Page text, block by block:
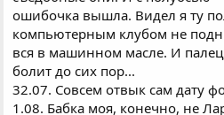
ошибочка вышла. Видел я ту
компьютерным клубом не
вся в машинном масле. И
болит до сих пор...
32.07. Совсем отвык сам дату
1.08. Бабка моя, конечно, не